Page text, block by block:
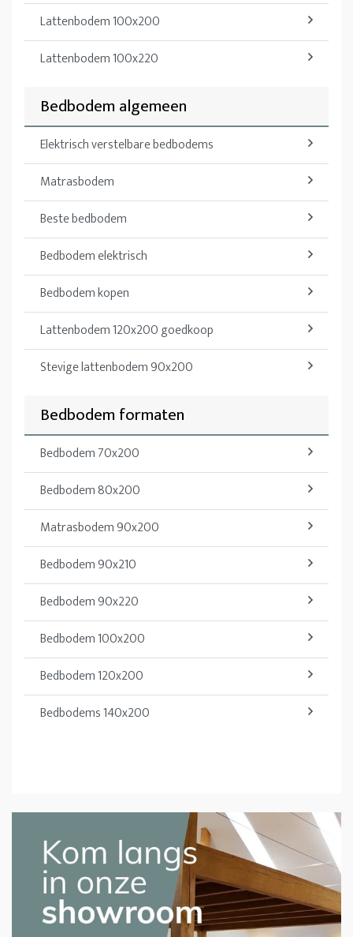
Lattenbodem 100x200
Lattenbodem 100x220
Bedbodem algemeen
Elektrisch verstelbare bedbodems
Matrasbodem
Beste bedbodem
Bedbodem elektrisch
Bedbodem kopen
Lattenbodem 120x200 goedkoop
Stevige lattenbodem 90x200
Bedbodem formaten
Bedbodem 70x200
Bedbodem 80x200
Matrasbodem 90x200
Bedbodem 90x210
Bedbodem 90x220
Bedbodem 100x200
Bedbodem 120x200
Bedbodems 140x200